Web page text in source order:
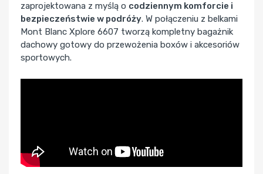
zaprojektowana z myślą o codziennym komforcie i
bezpieczeństwie w podróży. W połączeniu z belkami
Mont Blanc Xplore 6607 tworzą kompletny bagażnik
dachowy gotowy do przewożenia boxów i akcesoriów
sportowych.